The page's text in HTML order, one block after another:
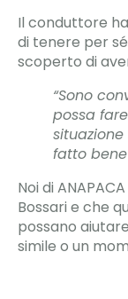
Il conduttore
di tenere per
scoperto di
“Sono
possa
fatto
Noi di
Bossari e che
possano
simile o un